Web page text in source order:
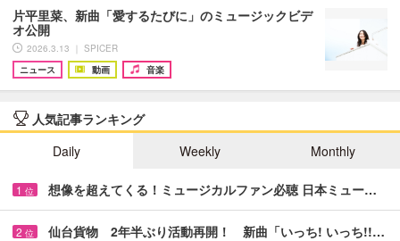
片平里菜、新曲「愛するたびに」のミュージックビデ
オ公開
2026.3.13 ｜ SPICER
ニュース
動画 音楽
人気記事ランキング
Daily
Weekly Monthly
1 位 想像を超えてくる！ミュージカルファン必聴 日本ミュー…
2 位 仙台貨物 2年半ぶり活動再開！ 新曲「いっち! いっち!!…